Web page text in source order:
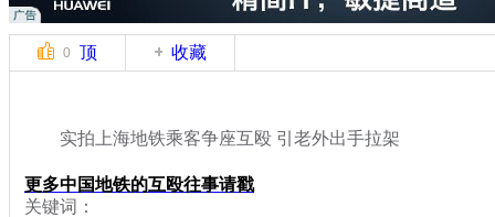
0 顶 收藏
实拍上海地铁乘客争座互殴 引老外出手拉架
更多中国地铁的互殴往事请戳
关键词：